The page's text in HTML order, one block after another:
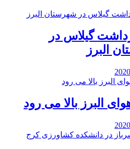
گیلاس در
البرز
البرز بالا می رود